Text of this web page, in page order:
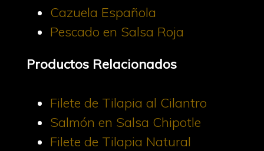
Cazuela Española
Pescado en Salsa Roja
Productos Relacionados
Filete de Tilapia al Cilantro
Salmón en Salsa Chipotle
Filete de Tilapia Natural